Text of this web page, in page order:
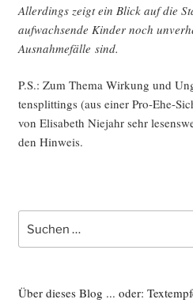
Aller­dings zeigt ein Blick auf die
auf­wach­sen­de Kin­der noch
Aus­nah­me­fäl­le sind.
P.S.: Zum The­ma Wir­kung und
ten­split­tings (aus einer Pro-Ehe-
von Eli­sa­beth Nie­jahr sehr
den Hinweis.
nach:
Über dieses Blog ... oder: